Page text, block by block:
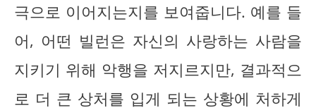
극으로 이어지는지를 보여줍니다. 예를 들
어, 어떤 빌런은 자신의 사랑하는 사람을
지키기 위해 악행을 저지르지만, 결과적으
로 더 큰 상처를 입게 되는 상황에 처하게